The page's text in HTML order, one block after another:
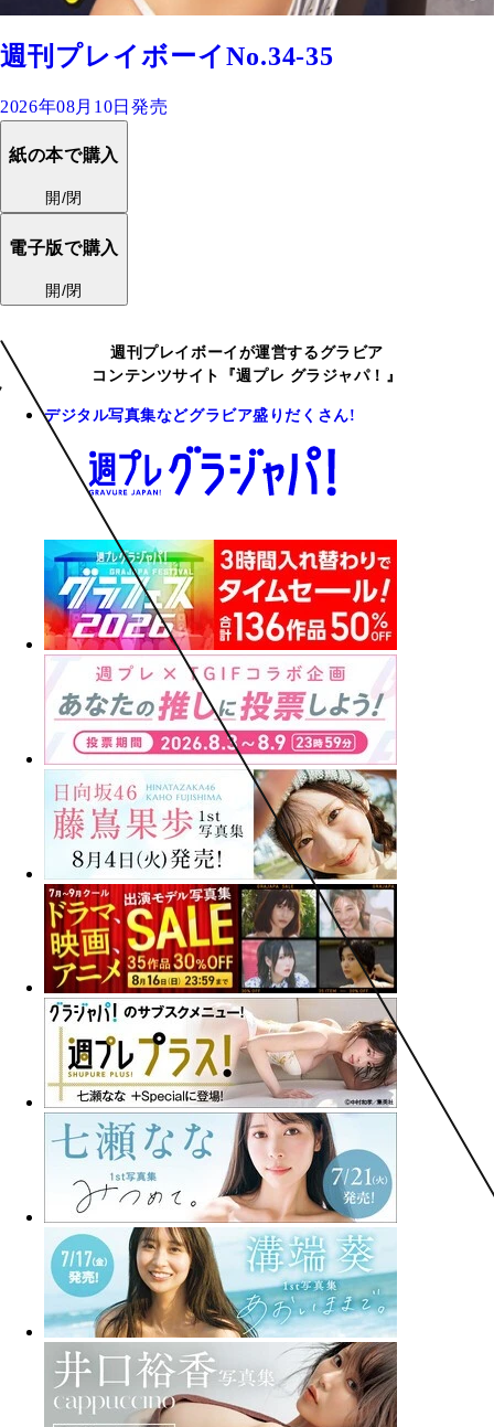
週刊プレイボーイNo.34-35
2026年08月10日発売
紙の本で購入
開/閉
電子版で購入
開/閉
週刊プレイボーイが運営するグラビア
コンテンツサイト『週プレ グラジャパ！』
デジタル写真集などグラビア盛りだくさん!